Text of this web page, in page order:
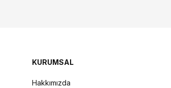
KURUMSAL
Hakkımızda